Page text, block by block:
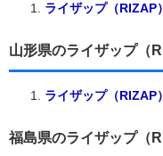
ライザップ（RIZAP
山形県のライザップ（
ライザップ（RIZAP
福島県のライザップ（